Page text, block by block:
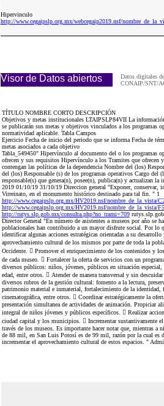
Hipervinculo
http://www.cegaipslp.org.mx/webcegaip2019.nsf/
Visor de Datos abiertos
Datos digitales
CONAIP/SNT/
TÍTULO NOMBRE CORTO DESCRIPCIÓN
Objetivos y metas institucionales LTAIPSLP84VII La información
se publicarán sus metas y objetivos vinculados a los programas
normatividad aplicable. Tabla Campos
Ejercicio Fecha de inicio del periodo que se informa Fecha de
metas asociados a cada objetivo
Tabla_549450" Hipervínculo al documento del o los programas
ofrecen y sus requisitos Hipervínculo a los Tramites que
contengan las políticas de la dependencia Nombre del (los)
del (los) Responsable (s) de los programas operativos Cargo del
responsable(s) que genera(n), posee(n), publica(n) y actualizan
2019 01/10/19 31/10/19 Direccion general "Exponer, conservar,
Virreinato, en el monumento histórico destinado para tal fin. " 1
http://www.cegaipslp.org.mx/HV2019.nsf/nombre_de_la_vista/
http://www.cegaipslp.org.mx/HV2019.nsf/
http://rutys.slp.gob.mx/consulta.php?no_trami=709
Director General "En número de asistentes a museos por año se
poblacionales han contribuido a un mayor disfrute social. Por lo
identificar algunas acciones estratégicas orientadas a su
aprovechamiento cultural de los mismos por parte de toda la
Occidente.  Promover el enriquecimiento de los contenidos y
de cada museo.  Fortalecer la oferta de servicios con un
diversos públicos: niños, jóvenes, públicos en situación especial,
edad, entre otros.  Atender de manera transversal y sin
diversos rubros de la gestión cultural: fomento a la lectura,
patrimonio material e inmaterial, fortalecimiento de la identidad,
cinematográfica, entre otros.  Coordinar estratégicamente la
presentación simultanea de actividades de animación. Propiciar
integral de niños jóvenes y públicos específicos.  Realizar
ciudad capital y los municipios.  Incrementar sustantivamente
través de los museos. Es importante hacer notar que, mientras a
de 88 mil, en San Luis Potosí es de 99 mil, razón por la cual es
incrementar el aprovechamiento cultural de estos espacios. "